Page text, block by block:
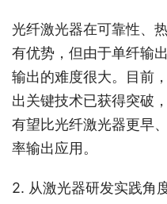
光纤激光器在可靠性、
有优势，但由于单纤输
输出的难度很大。目前
出关键技术已获得突破
有望比光纤激光器更早
率输出应用。
2. 从激光器研发实践角